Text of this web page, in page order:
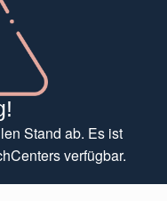
Stand ab. Es ist
verfügbar.